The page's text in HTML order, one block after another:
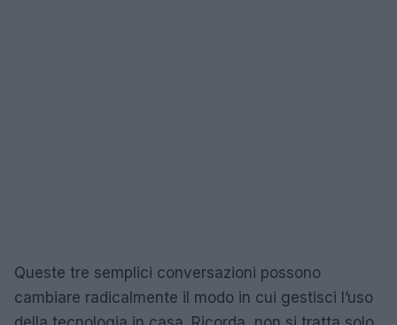
Queste tre semplici conversazioni possono
cambiare radicalmente il modo in cui gestisci l’uso